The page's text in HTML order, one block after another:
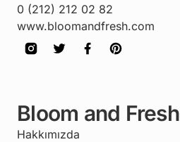
0 (212) 212 02 82
www.bloomandfresh.com
Bloom and Fresh
Hakkımızda